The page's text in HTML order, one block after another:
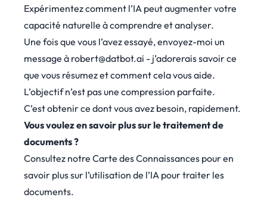
Expérimentez comment l’IA peut augmenter votre
capacité naturelle à comprendre et analyser.
Une fois que vous l’avez essayé, envoyez-moi un
message à robert@datbot.ai - j’adorerais savoir ce
que vous résumez et comment cela vous aide.
L’objectif n’est pas une compression parfaite.
C’est obtenir ce dont vous avez besoin, rapidement.
Vous voulez en savoir plus sur le traitement de
documents ?
Consultez notre Carte des Connaissances pour en
savoir plus sur l’utilisation de l’IA pour traiter les
documents.